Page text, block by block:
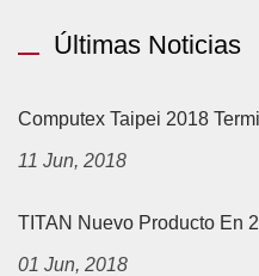
Últimas Noticias
Computex Taipei 2018
11 Jun, 2018
TITAN Nuevo Producto En
01 Jun, 2018